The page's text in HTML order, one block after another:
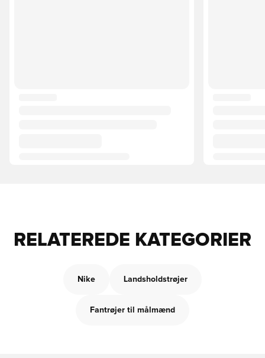
RELATEREDE KATEGORIER
Nike Landsholdstrøjer
Fantrøjer til målmænd